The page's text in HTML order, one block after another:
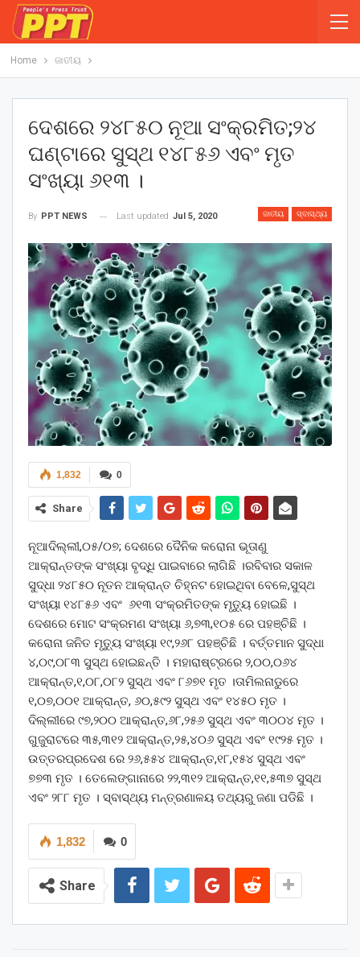
Home ଜାତୀୟ
ଦେଶରେ ୨୪୮୫୦ ନୂଆ ସଂକ୍ରମିତ;୨୪
ଘଣ୍ଟାରେ ସୁସ୍ଥ ୧୪୮୫୬ ଏବଂ ମୃତ
ସଂଖ୍ୟା ୬୧୩ ।
ଜାତୀୟ ସ୍ବାସ୍ଥ୍ୟ
By PPT NEWS Last updated Jul 5, 2020
0
1,832
Share
ନୂଆଦିଲ୍ଲୀ,୦୫/୦୭; ଦେଶରେ ଦୈନିକ କରୋନା ଭୂତାଣୁ
ଆକ୍ରାନ୍ତଙ୍କ ସଂଖ୍ୟା ବୃଦ୍ଧି ପାଇବାରେ ଲାଗିଛି ।ରବିବାର ସକାଳ
ସୁଦ୍ଧା ୨୪୮୫୦ ନୂତନ ଆକ୍ରାନ୍ତ ଚିହ୍ନଟ ହୋଇଥିବା ବେଳେ,ସୁସ୍ଥ
ସଂଖ୍ୟା ୧୪୮୫୬ ଏବଂ ୬୧୩ ସଂକ୍ରମିତଙ୍କ ମୃତ୍ୟୁ ହୋଇଛି ।
ଦେଶରେ ମୋଟ ସଂକ୍ରମଣ ସଂଖ୍ୟା ୬,୭୩,୧୦୫ ରେ ପହଞ୍ଚିଛି ।
କରୋନା ଜନିତ ମୃତ୍ୟୁ ସଂଖ୍ୟା ୧୯,୨୬୮ ପହଞ୍ଚିଛି । ବର୍ତ୍ତମାନ ସୁଦ୍ଧା
୪,୦୯,୦୮୩ ସୁସ୍ଥ ହୋଇଛନ୍ତି । ମହାରାଷ୍ଟ୍ରରେ ୨,୦୦,୦୬୪
ଆକ୍ରାନ୍ତ,୧,୦୮,୦୮୨ ସୁସ୍ଥ ଏବଂ ୮୬୭୧ ମୃତ ।ତାମିଲନାଡୁରେ
୧,୦୭,୦୦୧ ଆକ୍ରାନ୍ତ, ୬୦,୫୯୨ ସୁସ୍ଥ ଏବଂ ୧୪୫୦ ମୃତ ।
ଦିଲ୍ଲୀରେ ୯୭,୨୦୦ ଆକ୍ରାନ୍ତ,୬୮,୨୫୬ ସୁସ୍ଥ ଏବଂ ୩୦୦୪ ମୃତ ।
ଗୁଜୁରାଟରେ ୩୫,୩୧୨ ଆକ୍ରାନ୍ତ,୨୫,୪୦୬ ସୁସ୍ଥ ଏବଂ ୧୯୨୫ ମୃତ ।
ଉତ୍ତରପ୍ରଦେଶ ରେ ୨୬,୫୫୪ ଆକ୍ରାନ୍ତ,୧୮,୧୫୪ ସୁସ୍ଥ ଏବଂ
୭୭୩ ମୃତ । ତେଲେଙ୍ଗାନାରେ ୨୨,୩୧୨ ଆକ୍ରାନ୍ତ,୧୧,୫୩୭ ସୁସ୍ଥ
ଏବଂ ୨୮୮ ମୃତ । ସ୍ବାସ୍ଥ୍ୟ ମନ୍ତ୍ରଣାଳୟ ତଥ୍ୟରୁ ଜଣା ପଡିଛି ।
0
1,832
Share